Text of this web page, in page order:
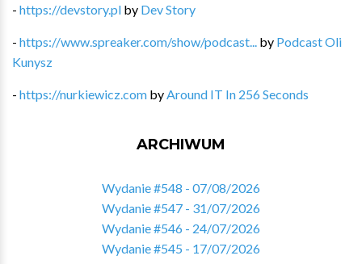
- https://devstory.pl by Dev Story
- https://www.spreaker.com/show/podcast... by Podcast Oli
Kunysz
- https://nurkiewicz.com by Around IT In 256 Seconds
ARCHIWUM
Wydanie #548 - 07/08/2026
Wydanie #547 - 31/07/2026
Wydanie #546 - 24/07/2026
Wydanie #545 - 17/07/2026